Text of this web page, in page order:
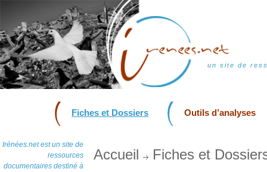
un site de
Fiches et Dossiers Outils d’analyses
Irénées.net est un site de
ressources
documentaires destiné à
Accueil Fiches et